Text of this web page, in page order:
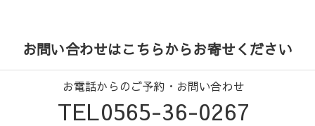
お問い合わせはこちらからお寄せください
お電話からのご予約・お問い合わせ
TEL0565-36-0267